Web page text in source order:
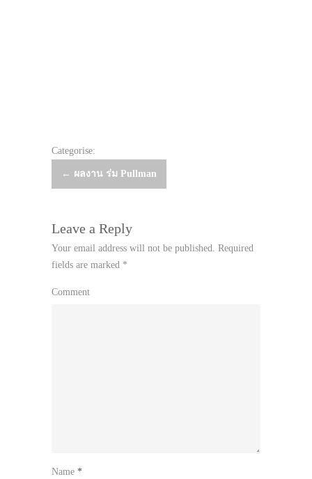
Categorise:
Post
← ผลงาน ร่ม Pullman
Leave a Reply
Your email address will not be published. Required
fields are marked *
Comment
Name *